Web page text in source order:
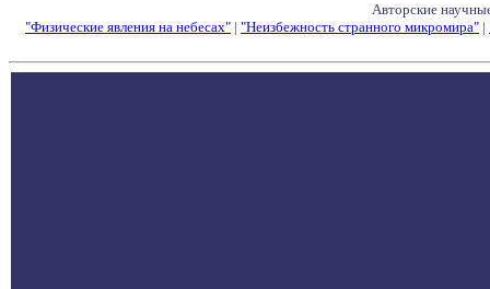
Авторские
"Физические явления на небесах" | "Неизбежность странного микромира" |